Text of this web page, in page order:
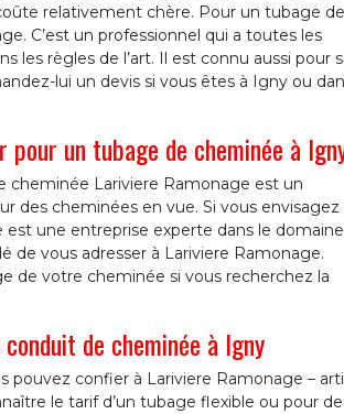
relativement chère. Pour un tubage de
C’est un professionnel qui a toutes les
les règles de l’art. Il est connu aussi pour
lui un devis si vous êtes à Igny ou
pour un tubage de cheminée à
cheminée Lariviere Ramonage est un
des cheminées en vue. Si vous envisagez
une entreprise experte dans le
de vous adresser à Lariviere Ramonage.
de votre cheminée si vous recherchez la
de cheminée à Igny
confier à Lariviere Ramonage –
le tarif d’un tubage flexible ou pour